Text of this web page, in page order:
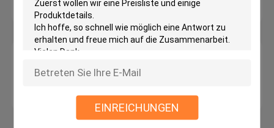
EINREICHUNGEN
7*10cm Ziplock Aluminiumfolie-Taschen für